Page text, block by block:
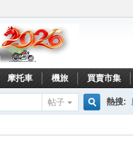
摩托車 機旅 買賣市集
帖子
熱搜: